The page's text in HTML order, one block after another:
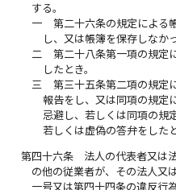
する。
一
第二十六条の規定による
し、又は帳簿を保存しなか
二
第二十八条第一項の規定
したとき。
三
第三十五条第二項の規定
報告をし、又は同項の規定
忌避し、若しくは同項の規
若しくは虚偽の答弁をしたと
第四十六条
法人の代表者又は
の他の従業者が、その法人又
一号又は第四十四条の違反行